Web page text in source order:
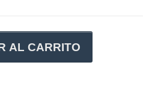
AL CARRITO